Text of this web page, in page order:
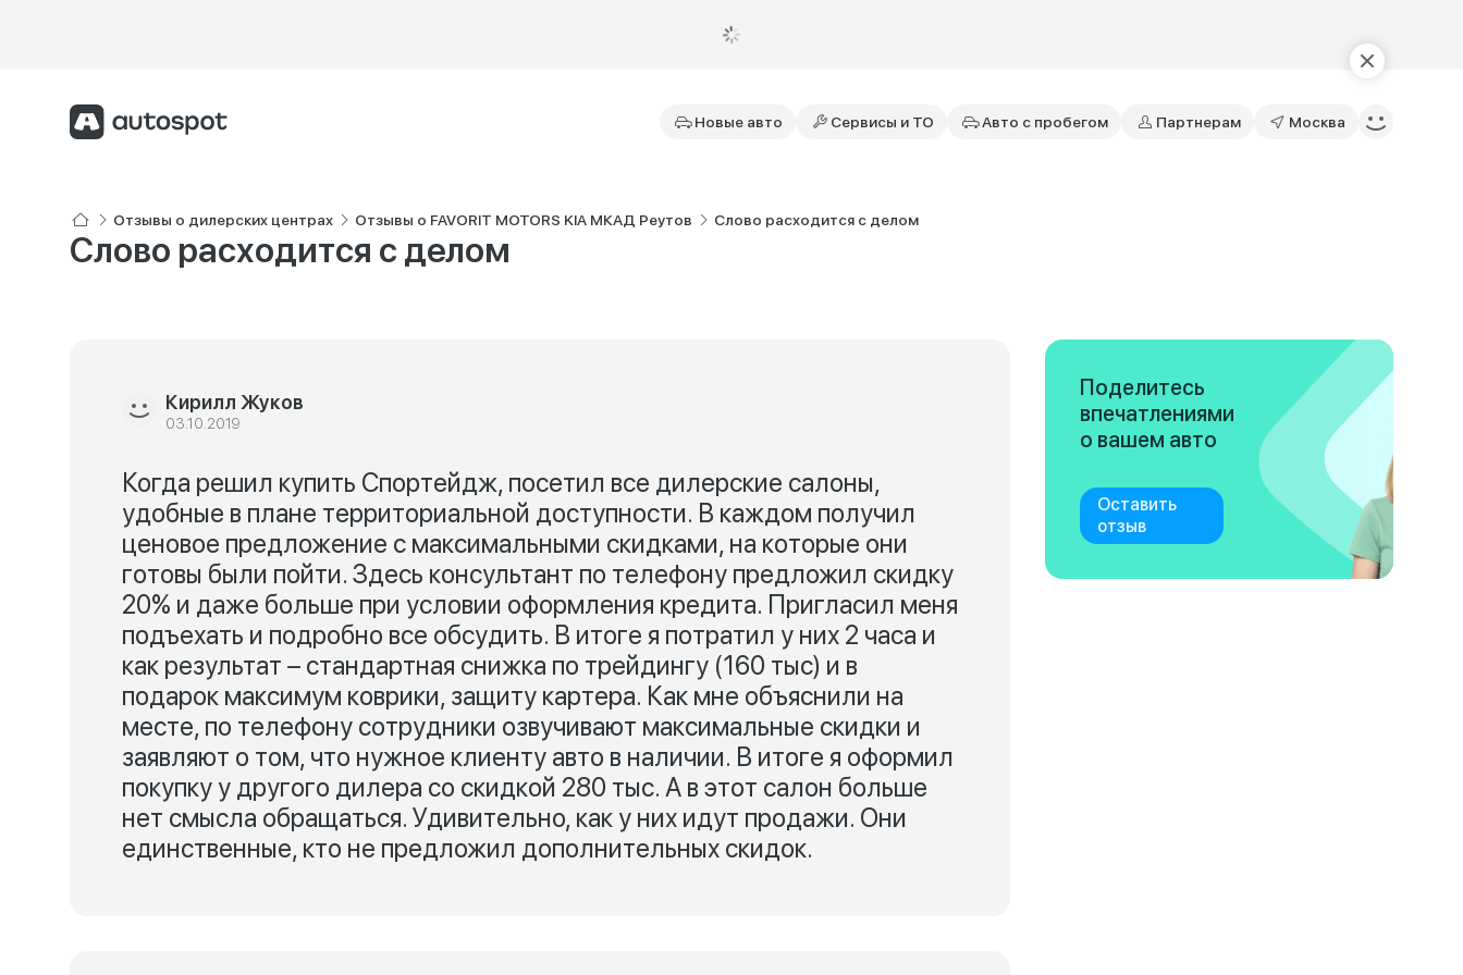
Новые авто Сервисы и ТО Авто с пробегом Партнерам Москва
Отзывы о дилерских центрах Отзывы о FAVORIT MOTORS KIA МКАД Реутов Слово расходится с делом
Слово расходится с делом
Кирилл Жуков
03.10.2019
Когда решил купить Спортейдж, посетил все дилерские салоны,
удобные в плане территориальной доступности. В каждом получил
ценовое предложение с максимальными скидками, на которые они
готовы были пойти. Здесь консультант по телефону предложил скидку
20% и даже больше при условии оформления кредита. Пригласил меня
подъехать и подробно все обсудить. В итоге я потратил у них 2 часа и
как результат – стандартная снижка по трейдингу (160 тыс) и в
подарок максимум коврики, защиту картера. Как мне объяснили на
месте, по телефону сотрудники озвучивают максимальные скидки и
заявляют о том, что нужное клиенту авто в наличии. В итоге я оформил
покупку у другого дилера со скидкой 280 тыс. А в этот салон больше
нет смысла обращаться. Удивительно, как у них идут продажи. Они
единственные, кто не предложил дополнительных скидок.
Поделитесь
впечатлениями
о вашем авто
Оставить
отзыв